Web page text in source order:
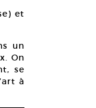
et
un
On
se
à